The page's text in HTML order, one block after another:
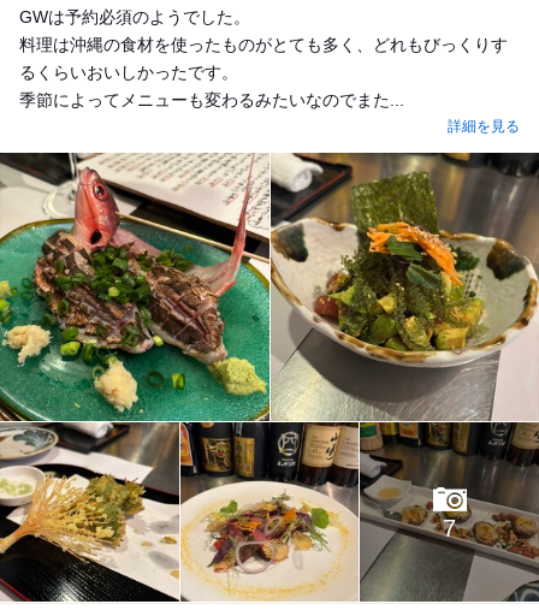
GWは予約必須のようでした。
料理は沖縄の食材を使ったものがとても多く、どれもびっくりす
るくらいおいしかったです。
季節によってメニューも変わるみたいなのでまた...
詳細を見る
7